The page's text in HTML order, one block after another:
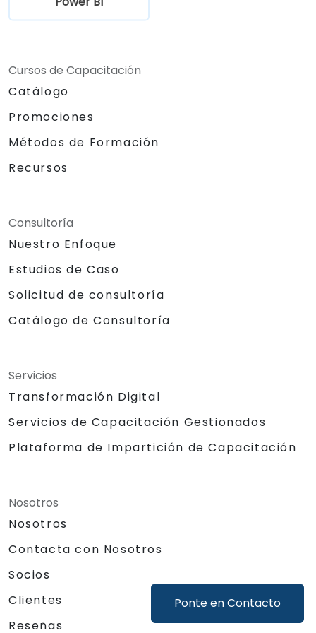
Ponte en Contacto
Cursos de Capacitación
Catálogo
Promociones
Métodos de Formación
Recursos
Consultoría
Nuestro Enfoque
Estudios de Caso
Solicitud de consultoría
Catálogo de Consultoría
Servicios
Transformación Digital
Servicios de Capacitación Gestionados
Plataforma de Impartición de Capacitación
Nosotros
Nosotros
Contacta con Nosotros
Socios
Clientes
Reseñas